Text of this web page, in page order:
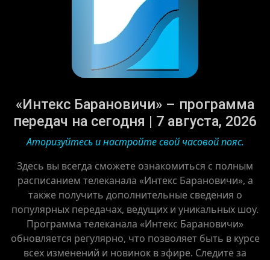
«Интекс Барановичи» – программа
передач на сегодня | 7 августа, 2026
Аторизуйтесь и настройте свой часовой пояс.
Здесь вы всегда сможете ознакомиться с полным
расписанием телеканала «Интекс Барановичи», а
также получить дополнительные сведения о
популярных передачах, ведущих и уникальных шоу.
Программа телеканала «Интекс Барановичи»
обновляется регулярно, что позволяет быть в курсе
всех изменений и новинок в эфире. Следите за